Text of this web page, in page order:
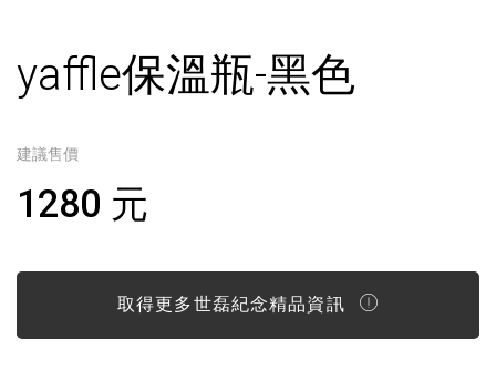
yaffle保溫瓶-黑色
建議售價
1280 元
取得更多世磊紀念精品資訊